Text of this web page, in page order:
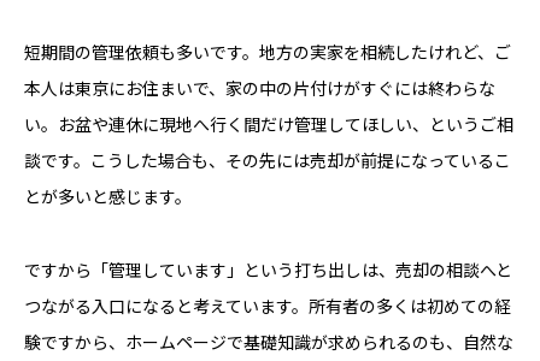
短期間の管理依頼も多いです。地方の実家を相続したけれど、ご
本人は東京にお住まいで、家の中の片付けがすぐには終わらな
い。お盆や連休に現地へ行く間だけ管理してほしい、というご相
談です。こうした場合も、その先には売却が前提になっているこ
とが多いと感じます。
ですから「管理しています」という打ち出しは、売却の相談へと
つながる入口になると考えています。所有者の多くは初めての経
験ですから、ホームページで基礎知識が求められるのも、自然な